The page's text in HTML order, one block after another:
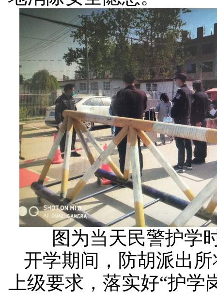
图为当天民警护学
开学期间，防胡派出
上级要求，落实好“护学